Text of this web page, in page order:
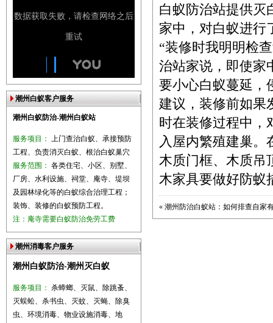
潮州白蚁客户服务
潮州白蚁防治-潮州白蚁站
服务项目： 上门查治白蚁、承接预防
工程、负责消灭白蚁、根治白蚁巢穴
服务范围： 各类住宅、小区、别墅、
厂房、水利设施、祠堂、庵寺、堤坝
及园林绿化等的白蚁综合治理工程；
装饰、装修的白蚁预防工程。
注：庵寺需要白蚁防治免劳工费
潮州消毒客户服务
潮州白蚁防治-潮州灭白蚁
服务项目： 杀蟑螂、灭鼠、除跳蚤、
灭蜈蚣、杀书虫、灭蚊、灭蝇、除臭
虫、环境消毒、物业设施消毒、地
白蚁防治站提供灭
家中，对白蚁进行
“装修时我明明检
治站家说，即使家
要小心白蚁蔓延，
建议，装修前如果
时在装修过程中，
入屋内繁殖建巢。
木质门框、木质吊
木家具要做好防蚁
« 潮州防治白蚁站：如何排查自家